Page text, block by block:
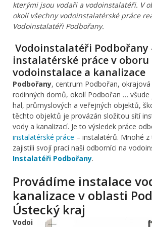
kterými jsou vodaři a vodoinstalatéři. V
okolí všechny vodoinstalatérské práce
Vodoinstalatéři Podbořany.
Vodoinstalatéři Podbořany
instalatérské práce v oboru
vodoinstalace a kanalizace
Podbořany, centrum Podbořan,
rodinných domů, okolí Podbořan …
hal, průmyslových a veřejných objektů,
těchto objektů je provázán složitou sítí
vody a kanalizací. Je to výsledek práce
instalatérské práce – instalatérů. Mnohé
zajistili svojí prací naši odborníci na
Instalatéři Podbořany.
Provádíme instalace
kanalizace v oblasti
Ústecký kraj
Vodoi